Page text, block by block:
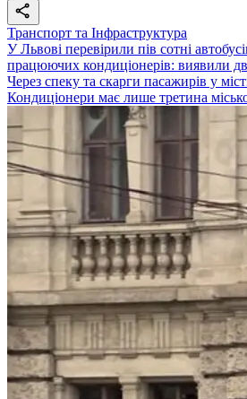
Транспорт та Інфраструктура
У Львові перевірили пів сотні
працюючих кондиціонерів: виявили
Через спеку та скарги пасажирів у
Кондиціонери має лише третина